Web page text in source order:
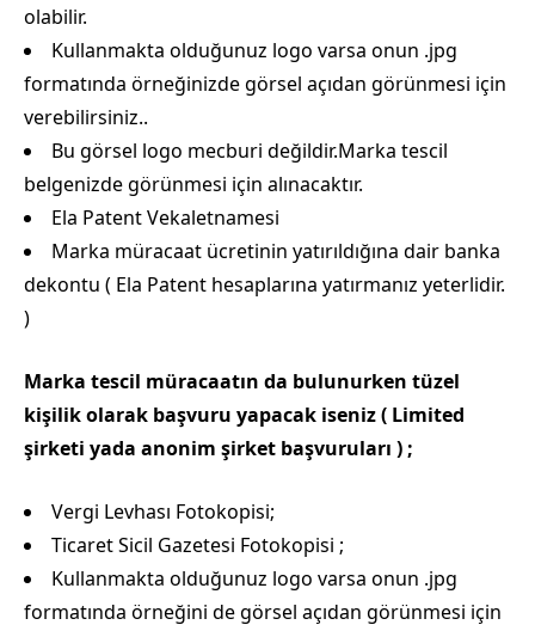
olabilir.
Kullanmakta olduğunuz logo varsa onun .jpg
formatında örneğinizde görsel açıdan görünmesi için
verebilirsiniz..
Bu görsel logo mecburi değildir.Marka tescil
belgenizde görünmesi için alınacaktır.
Ela Patent Vekaletnamesi
Marka müracaat ücretinin yatırıldığına dair banka
dekontu ( Ela Patent hesaplarına yatırmanız yeterlidir.
)
Marka tescil müracaatın da bulunurken tüzel
kişilik olarak başvuru yapacak iseniz ( Limited
şirketi yada anonim şirket başvuruları ) ;
Vergi Levhası Fotokopisi;
Ticaret Sicil Gazetesi Fotokopisi ;
Kullanmakta olduğunuz logo varsa onun .jpg
formatında örneğini de görsel açıdan görünmesi için